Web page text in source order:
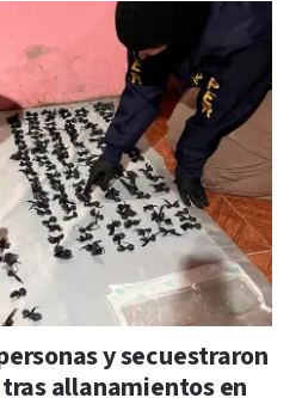
y secuestraron
allanamientos en